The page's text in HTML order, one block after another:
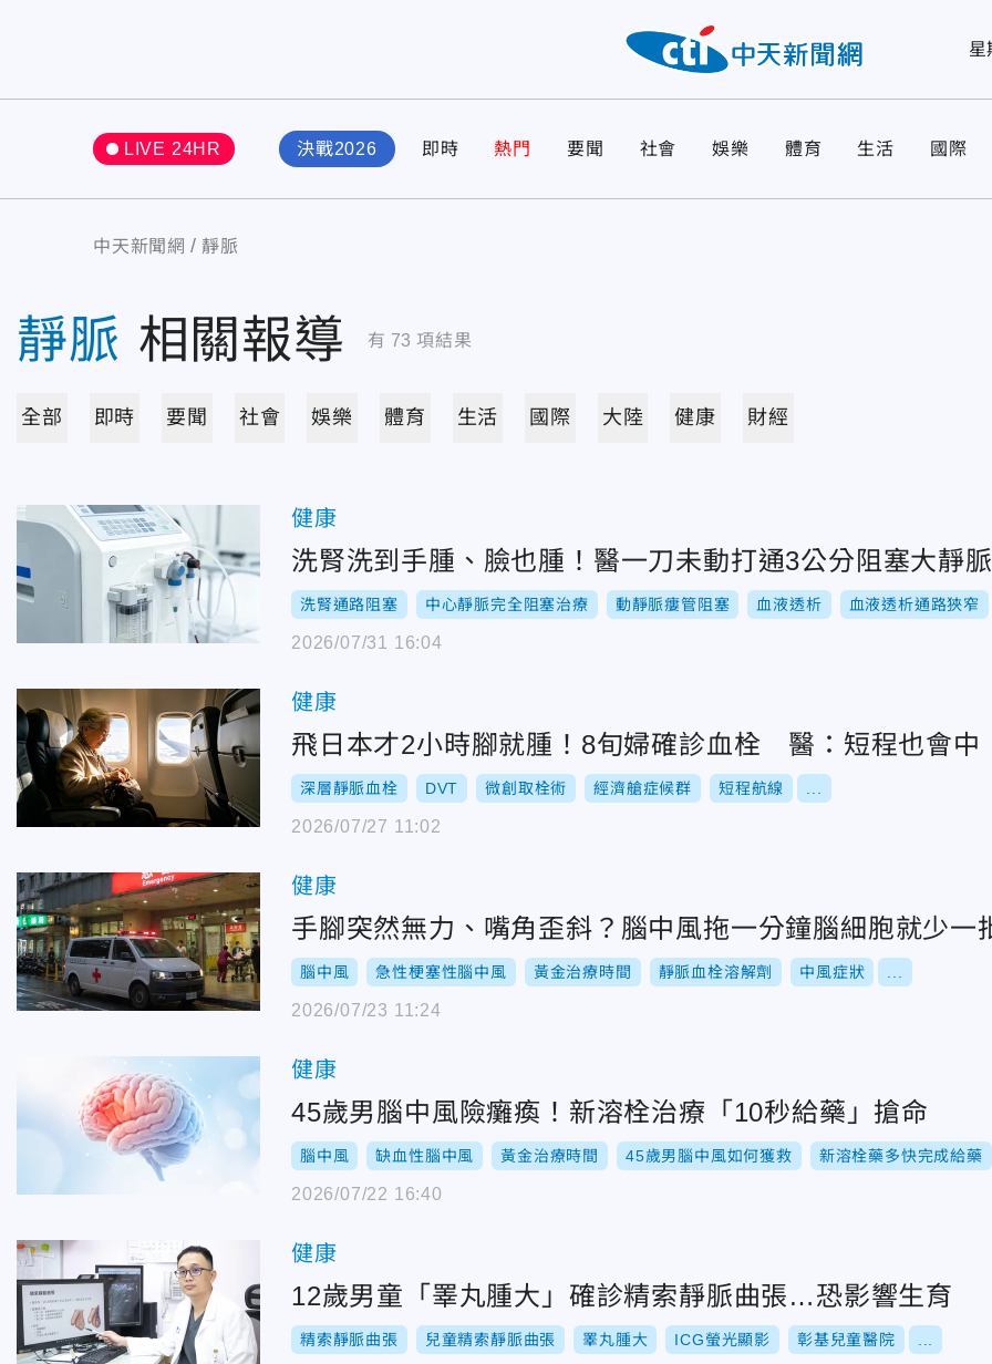
星
LIVE 24HR 決戰2026 即時 熱門 要聞 社會 娛樂 體育 生活 國際
中天新聞網 靜脈
靜脈 相關報導 有 73 項結果
全部 即時 要聞 社會 娛樂 體育 生活 國際 大陸 健康 財經
健康
洗腎洗到手腫、臉也腫！醫一刀未動打通3公分阻塞大靜脈
洗腎通路阻塞 中心靜脈完全阻塞治療 動靜脈瘻管阻塞 血液透析 血液透析通路狹窄
2026/07/31 16:04
健康
飛日本才2小時腳就腫！8旬婦確診血栓 醫：短程也會中
深層靜脈血栓 DVT 微創取栓術 經濟艙症候群 短程航線
2026/07/27 11:02
健康
手腳突然無力、嘴角歪斜？腦中風拖一分鐘腦細胞就少一
腦中風 急性梗塞性腦中風 黃金治療時間 靜脈血栓溶解劑 中風症狀
2026/07/23 11:24
健康
45歲男腦中風險癱瘓！新溶栓治療「10秒給藥」搶命
腦中風 缺血性腦中風 黃金治療時間 45歲男腦中風如何獲救 新溶栓藥多快完成給藥
2026/07/22 16:40
健康
12歲男童「睪丸腫大」確診精索靜脈曲張…恐影響生育
精索靜脈曲張 兒童精索靜脈曲張 睪丸腫大 ICG螢光顯影 彰基兒童醫院